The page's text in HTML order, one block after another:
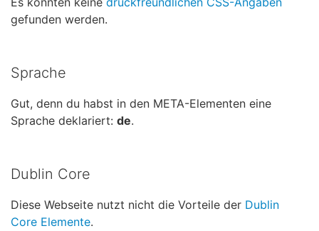
gefunden werden.
Sprache
Gut, denn du habst in den META-Elementen eine
Sprache deklariert: de.
Dublin Core
Diese Webseite nutzt nicht die Vorteile der Dublin
Core Elemente.